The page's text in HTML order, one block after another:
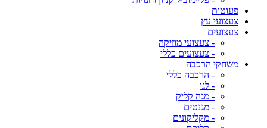
פעוטות
צעצועי עץ
צעצועים
- צעצועי מוזיקה
- צעצועים כללי
משחקי הרכבה
- הרכבה כללי
- לגו
- מגה קליק
- מגנטים
- מקליקונים